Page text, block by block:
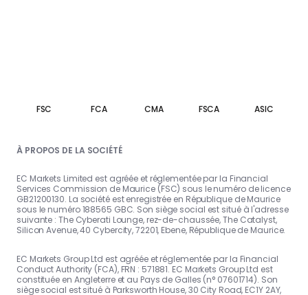
FSC FCA CMA FSCA ASIC
À PROPOS DE LA SOCIÉTÉ
EC Markets Limited est agréée et réglementée par la Financial
Services Commission de Maurice (FSC) sous le numéro de licence
GB21200130. La société est enregistrée en République de Maurice
sous le numéro 188565 GBC. Son siège social est situé à l'adresse
suivante : The Cyberati Lounge, rez-de-chaussée, The Catalyst,
Silicon Avenue, 40 Cybercity, 72201, Ebene, République de Maurice.
EC Markets Group Ltd est agréée et réglementée par la Financial
Conduct Authority (FCA), FRN : 571881. EC Markets Group Ltd est
constituée en Angleterre et au Pays de Galles (n° 07601714). Son
siège social est situé à Parksworth House, 30 City Road, EC1Y 2AY,